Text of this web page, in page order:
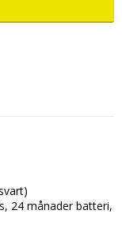
24 månader batteri,